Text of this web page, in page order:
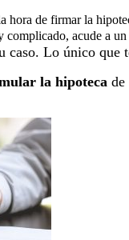
hora de firmar la
acude a un
caso. Lo único que
la hipoteca de